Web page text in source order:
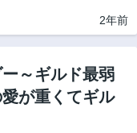
2年前
～ギルド最弱
が重くてギル